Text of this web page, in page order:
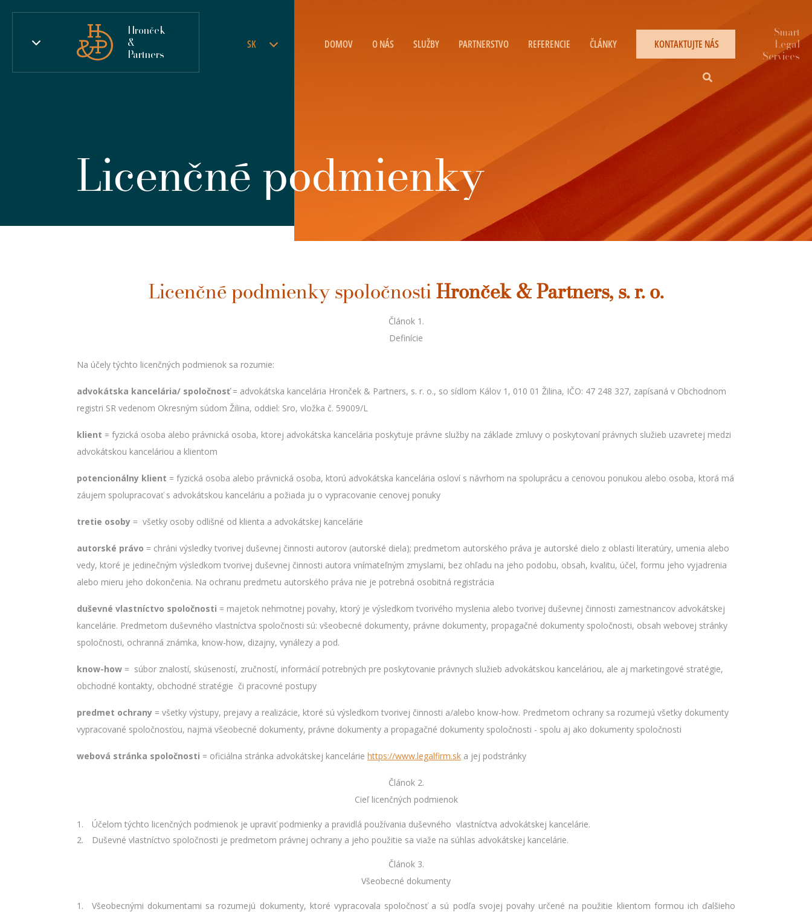
Hronček
&
Partners
SK DOMOV O NÁS SLUŽBY PARTNERSTVO REFERENCIE ČLÁNKY KONTAKTUJTE NÁS
Licenčné podmienky
Licenčné podmienky spoločnosti Hronček & Partners, s. r. o.
Článok 1.
Definície
Na účely týchto licenčných podmienok sa rozumie:
advokátska kancelária/ spoločnosť= advokátska kancelária Hronček & Partners, s. r. o., so sídlom Kálov 1, 010 01 Žilina, IČO: 47 248 327, zapísaná v Obchodnom
registri SR vedenom Okresným súdom Žilina, oddiel: Sro, vložka č. 59009/L
klient = fyzická osoba alebo právnická osoba, ktorej advokátska kancelária poskytuje právne služby na základe zmluvy o poskytovaní právnych služieb uzavretej medzi
advokátskou kanceláriou a klientom
potencionálny klient = fyzická osoba alebo právnická osoba, ktorú advokátska kancelária osloví s návrhom na spoluprácu a cenovou ponukou alebo osoba, ktorá má
záujem spolupracovať s advokátskou kanceláriu a požiada ju o vypracovanie cenovej ponuky
tretie osoby = všetky osoby odlišné od klienta a advokátskej kancelárie
autorské právo = chráni výsledky tvorivej duševnej činnosti autorov (autorské diela); predmetom autorského práva je autorské dielo z oblasti literatúry, umenia alebo
vedy, ktoré je jedinečným výsledkom tvorivej duševnej činnosti autora vnímateľným zmyslami, bez ohľadu na jeho podobu, obsah, kvalitu, účel, formu jeho vyjadrenia
alebo mieru jeho dokončenia. Na ochranu predmetu autorského práva nie je potrebná osobitná registrácia
duševné vlastníctvo spoločnosti = majetok nehmotnej povahy, ktorý je výsledkom tvorivého myslenia alebo tvorivej duševnej činnosti zamestnancov advokátskej
kancelárie. Predmetom duševného vlastníctva spoločnosti sú: všeobecné dokumenty, právne dokumenty, propagačné dokumenty spoločnosti, obsah webovej stránky
spoločnosti, ochranná známka, know-how, dizajny, vynálezy a pod.
know-how = súbor znalostí, skúseností, zručností, informácií potrebných pre poskytovanie právnych služieb advokátskou kanceláriou, ale aj marketingové stratégie,
obchodné kontakty, obchodné stratégie či pracovné postupy
predmet ochrany = všetky výstupy, prejavy a realizácie, ktoré sú výsledkom tvorivej činnosti a/alebo know-how. Predmetom ochrany sa rozumejú všetky dokumenty
vypracované spoločnosťou, najmä všeobecné dokumenty, právne dokumenty a propagačné dokumenty spoločnosti - spolu aj ako dokumenty spoločnosti
webová stránka spoločnosti = oficiálna stránka advokátskej kancelárie https://www.legalfirm.sk a jej podstránky
Článok 2.
Cieľ licenčných podmienok
Účelom týchto licenčných podmienok je upraviť podmienky a pravidlá používania duševného vlastníctva advokátskej kancelárie.
Duševné vlastníctvo spoločnosti je predmetom právnej ochrany a jeho použitie sa viaže na súhlas advokátskej kancelárie.
Článok 3.
Všeobecné dokumenty
Všeobecnými dokumentami sa rozumejú dokumenty, ktoré vypracovala spoločnosť a sú podľa svojej povahy určené na použitie klientom formou ich ďalšieho